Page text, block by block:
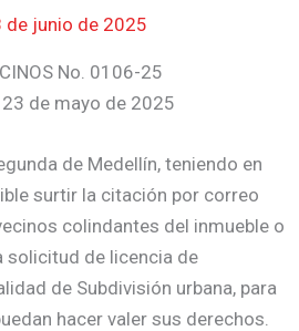
de junio de 2025
No. 0106-25
de mayo de 2025
de Medellín, teniendo en
surtir la citación por correo
colindantes del inmueble o
solicitud de licencia de
de Subdivisión urbana, para
hacer valer sus derechos.